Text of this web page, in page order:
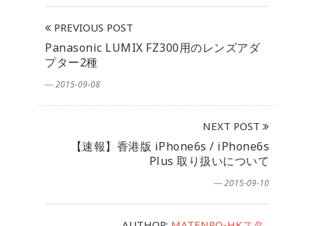
PREVIOUS POST
Panasonic LUMIX FZ300用のレンズアダ
プター2種
― 2015-09-08
NEXT POST
【速報】香港版 iPhone6s / iPhone6s
Plus 取り扱いについて
― 2015-09-10